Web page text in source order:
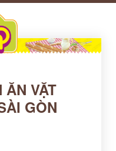
ĂN VẶT
GÒN